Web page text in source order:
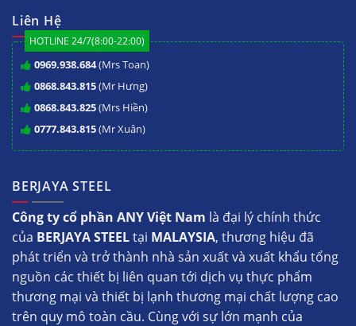
Liên Hệ
HOTLINE 24/7(8:00-22:00)
0969.938.684(Mrs Toan)
0868.843.815(Mr Hưng)
0868.843.825(Mrs Hiền)
0777.843.815(Mr Xuân)
BERJAYA STEEL
Công ty cổ phần ANY Việt Nam là đại lý chính thức
của BERJAYA STEELtại MALAYSIA, thương hiệu đã
phát triển và trở thành nhà sản xuất và xuất khẩu tổng
nguồn các thiết bị liên quan tới dịch vụ thực phẩm
thương mại và thiết bị lạnh thương mại chất lượng cao
trên quy mô toàn cầu. Cùng với sự lớn mạnh của